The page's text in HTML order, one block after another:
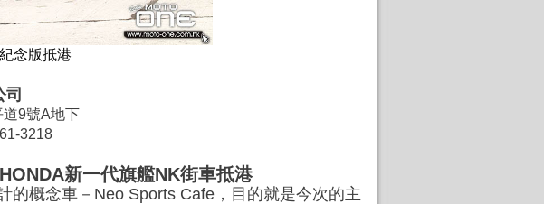
念版抵港
道9號A地下
3218
新一代旗艦NK街車抵港
的概念車－Neo Sports Cafe，目的就是今次的主